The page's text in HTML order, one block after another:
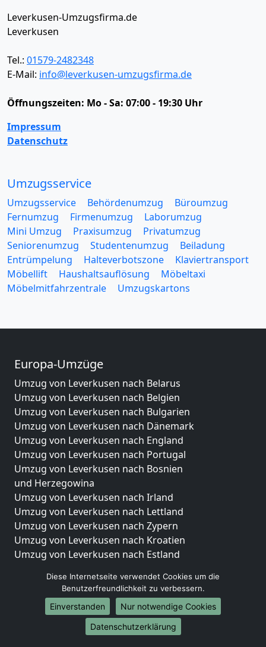
Leverkusen-Umzugsfirma.de
Leverkusen
Tel.: 01579-2482348
E-Mail: info@leverkusen-umzugsfirma.de
Öffnungszeiten: Mo - Sa: 07:00 - 19:30 Uhr
Impressum
Datenschutz
Umzugsservice
Umzugsservice Behördenumzug
Büroumzug
Fernumzug
Firmenumzug
Laborumzug
Mini Umzug
Praxisumzug
Privatumzug
Seniorenumzug
Studentenumzug
Beiladung
Entrümpelung
Halteverbotszone
Klaviertransport
Möbellift
Haushaltsauflösung
Möbeltaxi
Möbelmitfahrzentrale
Umzugskartons
Europa-Umzüge
Umzug von Leverkusen nach Belarus
Umzug von Leverkusen nach Belgien
Umzug von Leverkusen nach Bulgarien
Umzug von Leverkusen nach Dänemark
Umzug von Leverkusen nach England
Umzug von Leverkusen nach Portugal
Umzug von Leverkusen nach Bosnien
und Herzegowina
Umzug von Leverkusen nach Irland
Umzug von Leverkusen nach Lettland
Umzug von Leverkusen nach Zypern
Umzug von Leverkusen nach Kroatien
Umzug von Leverkusen nach Estland
Umzug von Leverkusen nach Frankreich
Umzug von Leverkusen nach Griechenland
Umzug von Leverkusen nach Italien
Umzug von Leverkusen nach Liechtenstein
Umzug von Leverkusen nach Luxemburg
Diese Internetseite verwendet Cookies um die
Benutzerfreundlichkeit zu verbessern.
Einverstanden
Nur notwendige Cookies
Datenschutzerklärung